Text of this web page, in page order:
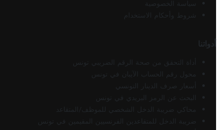
سياسة الخصوصية
شروط وأحكام الاستخدام
أدواتنا
أداة التحقق من صحة الرقم الضريبي تونس
محول رقم الحساب الآيبان في تونس
أسعار صرف الدينار التونسي
البحث عن الرمز البريدي في تونس
محاكي ضريبة الدخل الشخصي للموظف/المتقاعد
ضريبة الدخل للمتقاعدين الفرنسيين المقيمين في تونس